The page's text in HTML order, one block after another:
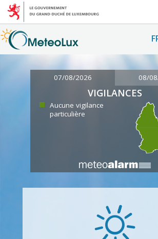
07/08/2026 08/
VIGILANCES
Aucune vigilance
particulière